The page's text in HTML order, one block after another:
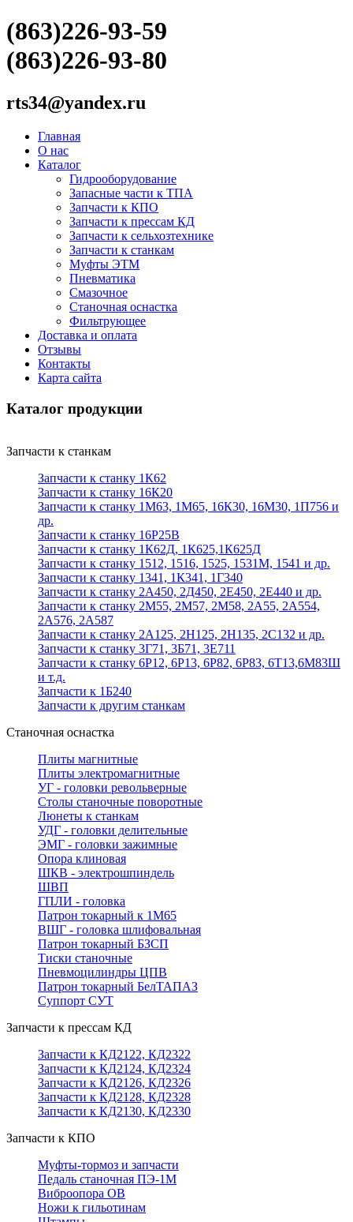
(863)226-93-59
(863)226-93-80
rts34@yandex.ru
Главная
О нас
Каталог
Гидрооборудование
Запасные части к ТПА
Запчасти к КПО
Запчасти к прессам КД
Запчасти к сельхозтехнике
Запчасти к станкам
Муфты ЭТМ
Пневматика
Смазочное
Станочная оснастка
Фильтрующее
Доставка и оплата
Отзывы
Контакты
Карта сайта
Каталог продукции
Запчасти к станкам
Запчасти к станку 1К62
Запчасти к станку 16К20
Запчасти к станку 1М63, 1М65, 16К30, 16М30, 1П756 и
др.
Запчасти к станку 16Р25В
Запчасти к станку 1К62Д, 1К625,1К625Д
Запчасти к станку 1512, 1516, 1525, 1531М, 1541 и др.
Запчасти к станку 1341, 1К341, 1Г340
Запчасти к станку 2А450, 2Д450, 2Е450, 2Е440 и др.
Запчасти к станку 2М55, 2М57, 2М58, 2А55, 2А554,
2А576, 2А587
Запчасти к станку 2А125, 2Н125, 2Н135, 2С132 и др.
Запчасти к станку 3Г71, 3Б71, 3Е711
Запчасти к станку 6Р12, 6Р13, 6Р82, 6Р83, 6Т13,6М83Ш
и т.д.
Запчасти к 1Б240
Запчасти к другим станкам
Станочная оснастка
Плиты магнитные
Плиты электромагнитные
УГ - головки револьверные
Столы станочные поворотные
Люнеты к станкам
УДГ - головки делительные
ЭМГ - головки зажимные
Опора клиновая
ШКВ - электрошпиндель
ШВП
ГПЛИ - головка
Патрон токарный к 1М65
ВШГ - головка шлифовальная
Патрон токарный БЗСП
Тиски станочные
Пневмоцилиндры ЦПВ
Патрон токарный БелТАПАЗ
Суппорт СУТ
Запчасти к прессам КД
Запчасти к КД2122, КД2322
Запчасти к КД2124, КД2324
Запчасти к КД2126, КД2326
Запчасти к КД2128, КД2328
Запчасти к КД2130, КД2330
Запчасти к КПО
Муфты-тормоз и запчасти
Педаль станочная ПЭ-1М
Виброопора ОВ
Ножи к гильотинам